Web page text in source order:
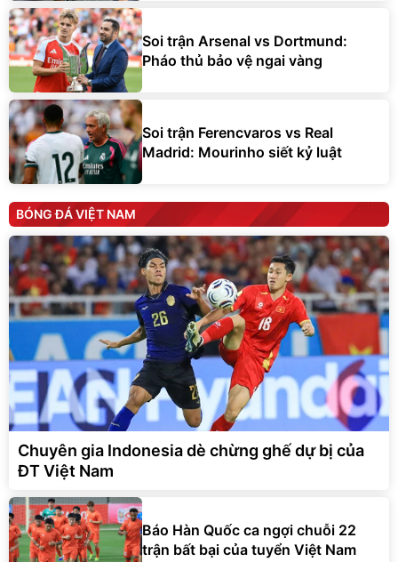
Soi trận Arsenal vs Dortmund:
Pháo thủ bảo vệ ngai vàng
Soi trận Ferencvaros vs Real
Madrid: Mourinho siết kỷ luật
BÓNG ĐÁ VIỆT NAM
Chuyên gia Indonesia dè chừng ghế dự bị của
ĐT Việt Nam
Báo Hàn Quốc ca ngợi chuỗi 22
trận bất bại của tuyển Việt Nam